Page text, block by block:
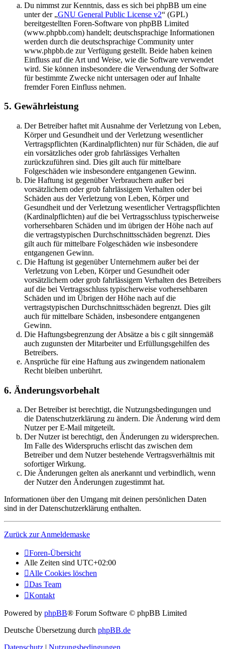
Du nimmst zur Kenntnis, dass es sich bei phpBB um eine
unter der „GNU General Public License v2“ (GPL)
bereitgestellten Foren-Software von phpBB Limited
(www.phpbb.com) handelt; deutschsprachige Informationen
werden durch die deutschsprachige Community unter
www.phpbb.de zur Verfügung gestellt. Beide haben keinen
Einfluss auf die Art und Weise, wie die Software verwendet
wird. Sie können insbesondere die Verwendung der Software
für bestimmte Zwecke nicht untersagen oder auf Inhalte
fremder Foren Einfluss nehmen.
5. Gewährleistung
Der Betreiber haftet mit Ausnahme der Verletzung von Leben,
Körper und Gesundheit und der Verletzung wesentlicher
Vertragspflichten (Kardinalpflichten) nur für Schäden, die auf
ein vorsätzliches oder grob fahrlässiges Verhalten
zurückzuführen sind. Dies gilt auch für mittelbare
Folgeschäden wie insbesondere entgangenen Gewinn.
Die Haftung ist gegenüber Verbrauchern außer bei
vorsätzlichem oder grob fahrlässigem Verhalten oder bei
Schäden aus der Verletzung von Leben, Körper und
Gesundheit und der Verletzung wesentlicher Vertragspflichten
(Kardinalpflichten) auf die bei Vertragsschluss typischerweise
vorhersehbaren Schäden und im übrigen der Höhe nach auf
die vertragstypischen Durchschnittsschäden begrenzt. Dies
gilt auch für mittelbare Folgeschäden wie insbesondere
entgangenen Gewinn.
Die Haftung ist gegenüber Unternehmern außer bei der
Verletzung von Leben, Körper und Gesundheit oder
vorsätzlichem oder grob fahrlässigem Verhalten des Betreibers
auf die bei Vertragsschluss typischerweise vorhersehbaren
Schäden und im Übrigen der Höhe nach auf die
vertragstypischen Durchschnittsschäden begrenzt. Dies gilt
auch für mittelbare Schäden, insbesondere entgangenen
Gewinn.
Die Haftungsbegrenzung der Absätze a bis c gilt sinngemäß
auch zugunsten der Mitarbeiter und Erfüllungsgehilfen des
Betreibers.
Ansprüche für eine Haftung aus zwingendem nationalem
Recht bleiben unberührt.
6. Änderungsvorbehalt
Der Betreiber ist berechtigt, die Nutzungsbedingungen und
die Datenschutzerklärung zu ändern. Die Änderung wird dem
Nutzer per E-Mail mitgeteilt.
Der Nutzer ist berechtigt, den Änderungen zu widersprechen.
Im Falle des Widerspruchs erlischt das zwischen dem
Betreiber und dem Nutzer bestehende Vertragsverhältnis mit
sofortiger Wirkung.
Die Änderungen gelten als anerkannt und verbindlich, wenn
der Nutzer den Änderungen zugestimmt hat.
Informationen über den Umgang mit deinen persönlichen Daten
sind in der Datenschutzerklärung enthalten.
Zurück zur Anmeldemaske
Foren-Übersicht
Alle Zeiten sind UTC+02:00
Alle Cookies löschen
Das Team
Kontakt
Powered by phpBB® Forum Software © phpBB Limited
Deutsche Übersetzung durch phpBB.de